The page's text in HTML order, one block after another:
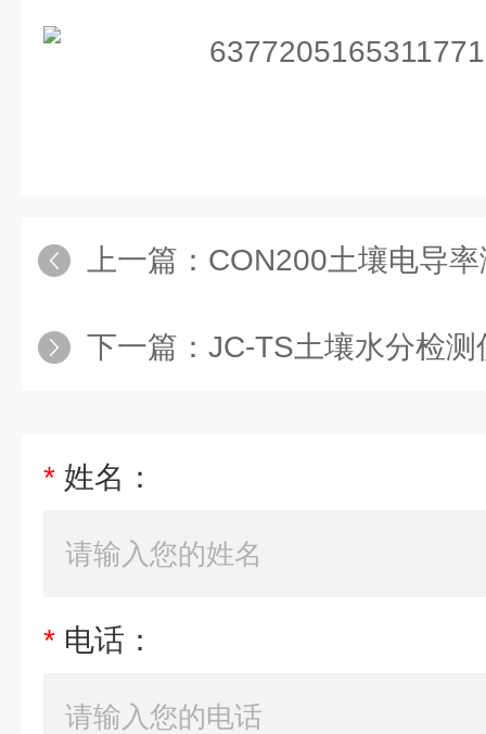
上一篇： CON200土壤电导
下一篇： JC-TS土壤水分检测
* 姓名：
* 电话：